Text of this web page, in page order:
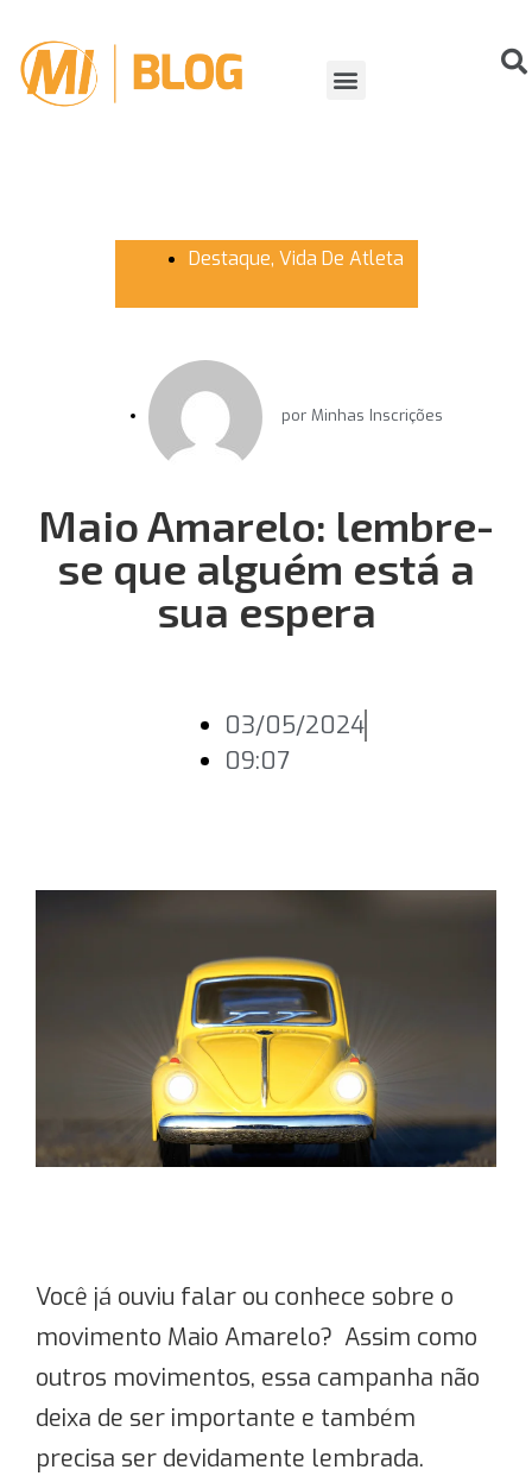
Destaque, Vida De Atleta
por Minhas Inscrições
Maio Amarelo: lembre-
se que alguém está a
sua espera
03/05/2024
09:07
Você já ouviu falar ou conhece sobre o
movimento Maio Amarelo? Assim como
outros movimentos, essa campanha não
deixa de ser importante e também
precisa ser devidamente lembrada.